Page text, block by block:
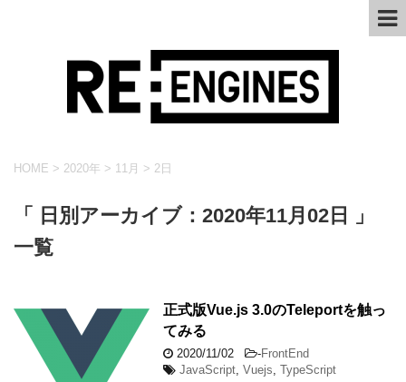
HOME > 2020年 > 11月 > 2日
「 日別アーカイブ：2020年11月02日 」
一覧
正式版Vue.js 3.0のTeleportを触っ
てみる
2020/11/02 -FrontEnd
JavaScript Vuejs TypeScript